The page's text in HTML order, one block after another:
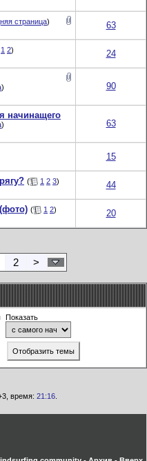
страница)
63
1 2)
24
)
90
начинащего
)
63
15
( 1 2 3)
44
( 1 2)
20
2 >
Показать
время: 21:16.